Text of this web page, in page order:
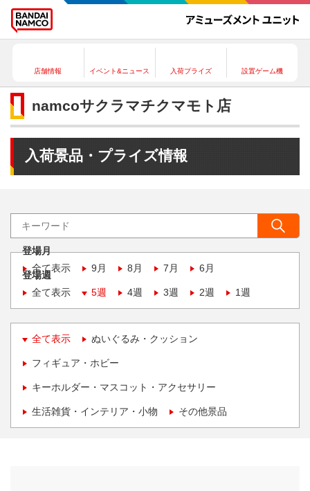
店舗情報 イベント&ニュース 入荷プライズ 設置ゲーム機
namcoサクラマチクマモト店
入荷景品・プライズ情報
登場月
全て表示
9月 8月 7月 6月
登場週
全て表示
5週 4週 3週 2週 1週
全て表示 ぬいぐるみ・クッション
フィギュア・ホビー
キーホルダー・マスコット・アクセサリー
生活雑貨・インテリア・小物 その他景品